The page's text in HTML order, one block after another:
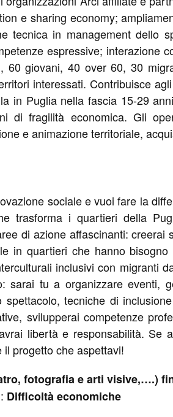
e sharing economy;
tecnica in management dello
espressive; interazione
60 giovani, 40 over 60, 30
interessati. Contribuisce
in Puglia nella fascia 15-29
di fragilità economica. Gli
e animazione territoriale,
sociale e vuoi fare la
trasforma i quartieri della
di azione affascinanti:
in quartieri che hanno
inclusivi con migranti
sarai tu a organizzare eventi,
tecniche di
svilupperai competenze
libertà e responsabilità.
progetto che aspettavi!
fotografia e arti visive,….)
Difficoltà economiche